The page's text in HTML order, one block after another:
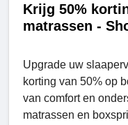
Krijg 50%
matrassen -
Upgrade uw
korting van 50% op
van comfort en
matrassen en